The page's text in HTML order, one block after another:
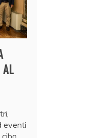
eventi